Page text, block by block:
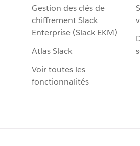
Gestion des clés de
chiffrement Slack
Enterprise (Slack EKM)
Atlas Slack
Voir toutes les
fonctionnalités